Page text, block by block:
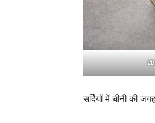
सर्दियों में चीनी की